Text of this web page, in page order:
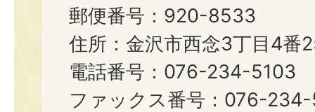
郵便番号：920-8533
住所：金沢市西念3丁目4番
電話番号：076-234-5103
ファックス番号：076-